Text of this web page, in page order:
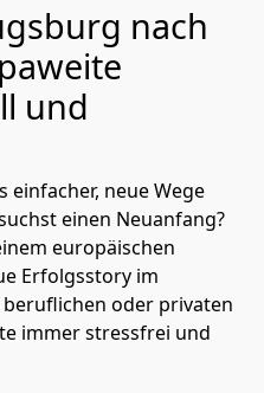
nach
und
einfacher, neue Wege
einen Neuanfang?
europäischen
Erfolgsstory im
oder privaten
immer stressfrei und